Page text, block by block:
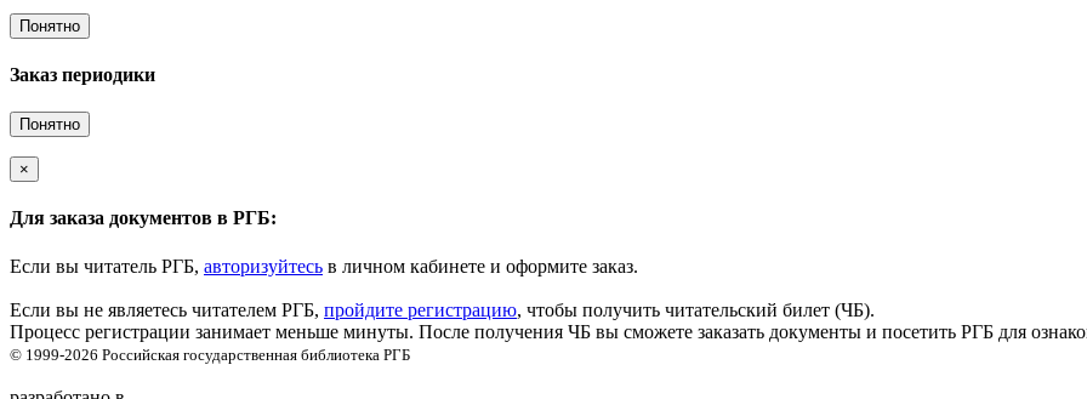
Понятно
Заказ периодики
Понятно
×
Для заказа документов в РГБ:
Если вы читатель РГБ, авторизуйтесь в личном кабинете и оформите заказ.
Если вы не являетесь читателем РГБ, пройдите регистрацию, чтобы получить читательский билет (ЧБ).
Процесс регистрации занимает меньше минуты. После получения ЧБ вы сможете заказать документы и посетить РГБ для
© 1999-2026 Российская государственная библиотека РГБ